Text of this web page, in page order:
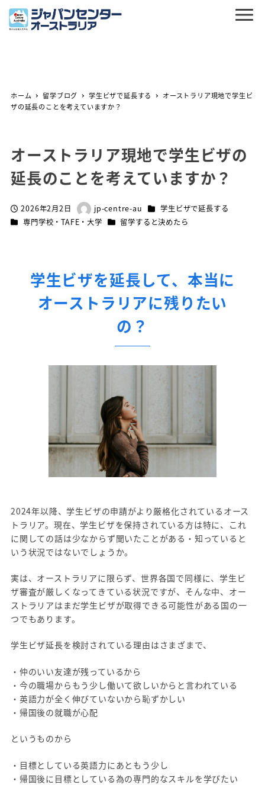
ホーム 留学ブログ 学生ビザで延長する
オーストラリア現地で学生ビ
ザの延長のことを考えていますか？
オーストラリア現地で学生ビザの
延長のことを考えていますか？
投稿日2026年2月2日
著
者
jp-centre-au カテゴリー
学生ビザで延長する
カテゴリー
専門学校・TAFE・大学 カテゴリー
留学すると決めたら
学生ビザを延長して、本当に
オーストラリアに残りたい
の？
2024年以降、学生ビザの申請がより厳格化されているオース
トラリア。現在、学生ビザを保持されている方は特に、これ
に関しての話は少なからず聞いたことがある・知っていると
いう状況ではないでしょうか。
実は、オーストラリアに限らず、世界各国で同様に、学生ビ
ザ審査が厳しくなってきている状況ですが、そんな中、オー
ストラリアはまだ学生ビザが取得できる可能性がある国の一
つでもあります。
学生ビザ延長を検討されている理由はさまざまで、
・仲のいい友達が残っているから
・今の職場からもう少し働いて欲しいからと言われている
・英語力が全く伸びていないから恥ずかしい
・帰国後の就職が心配
というものから
・目標としている英語力にあともう少し
・帰国後に目標としている為の専門的なスキルを学びたい